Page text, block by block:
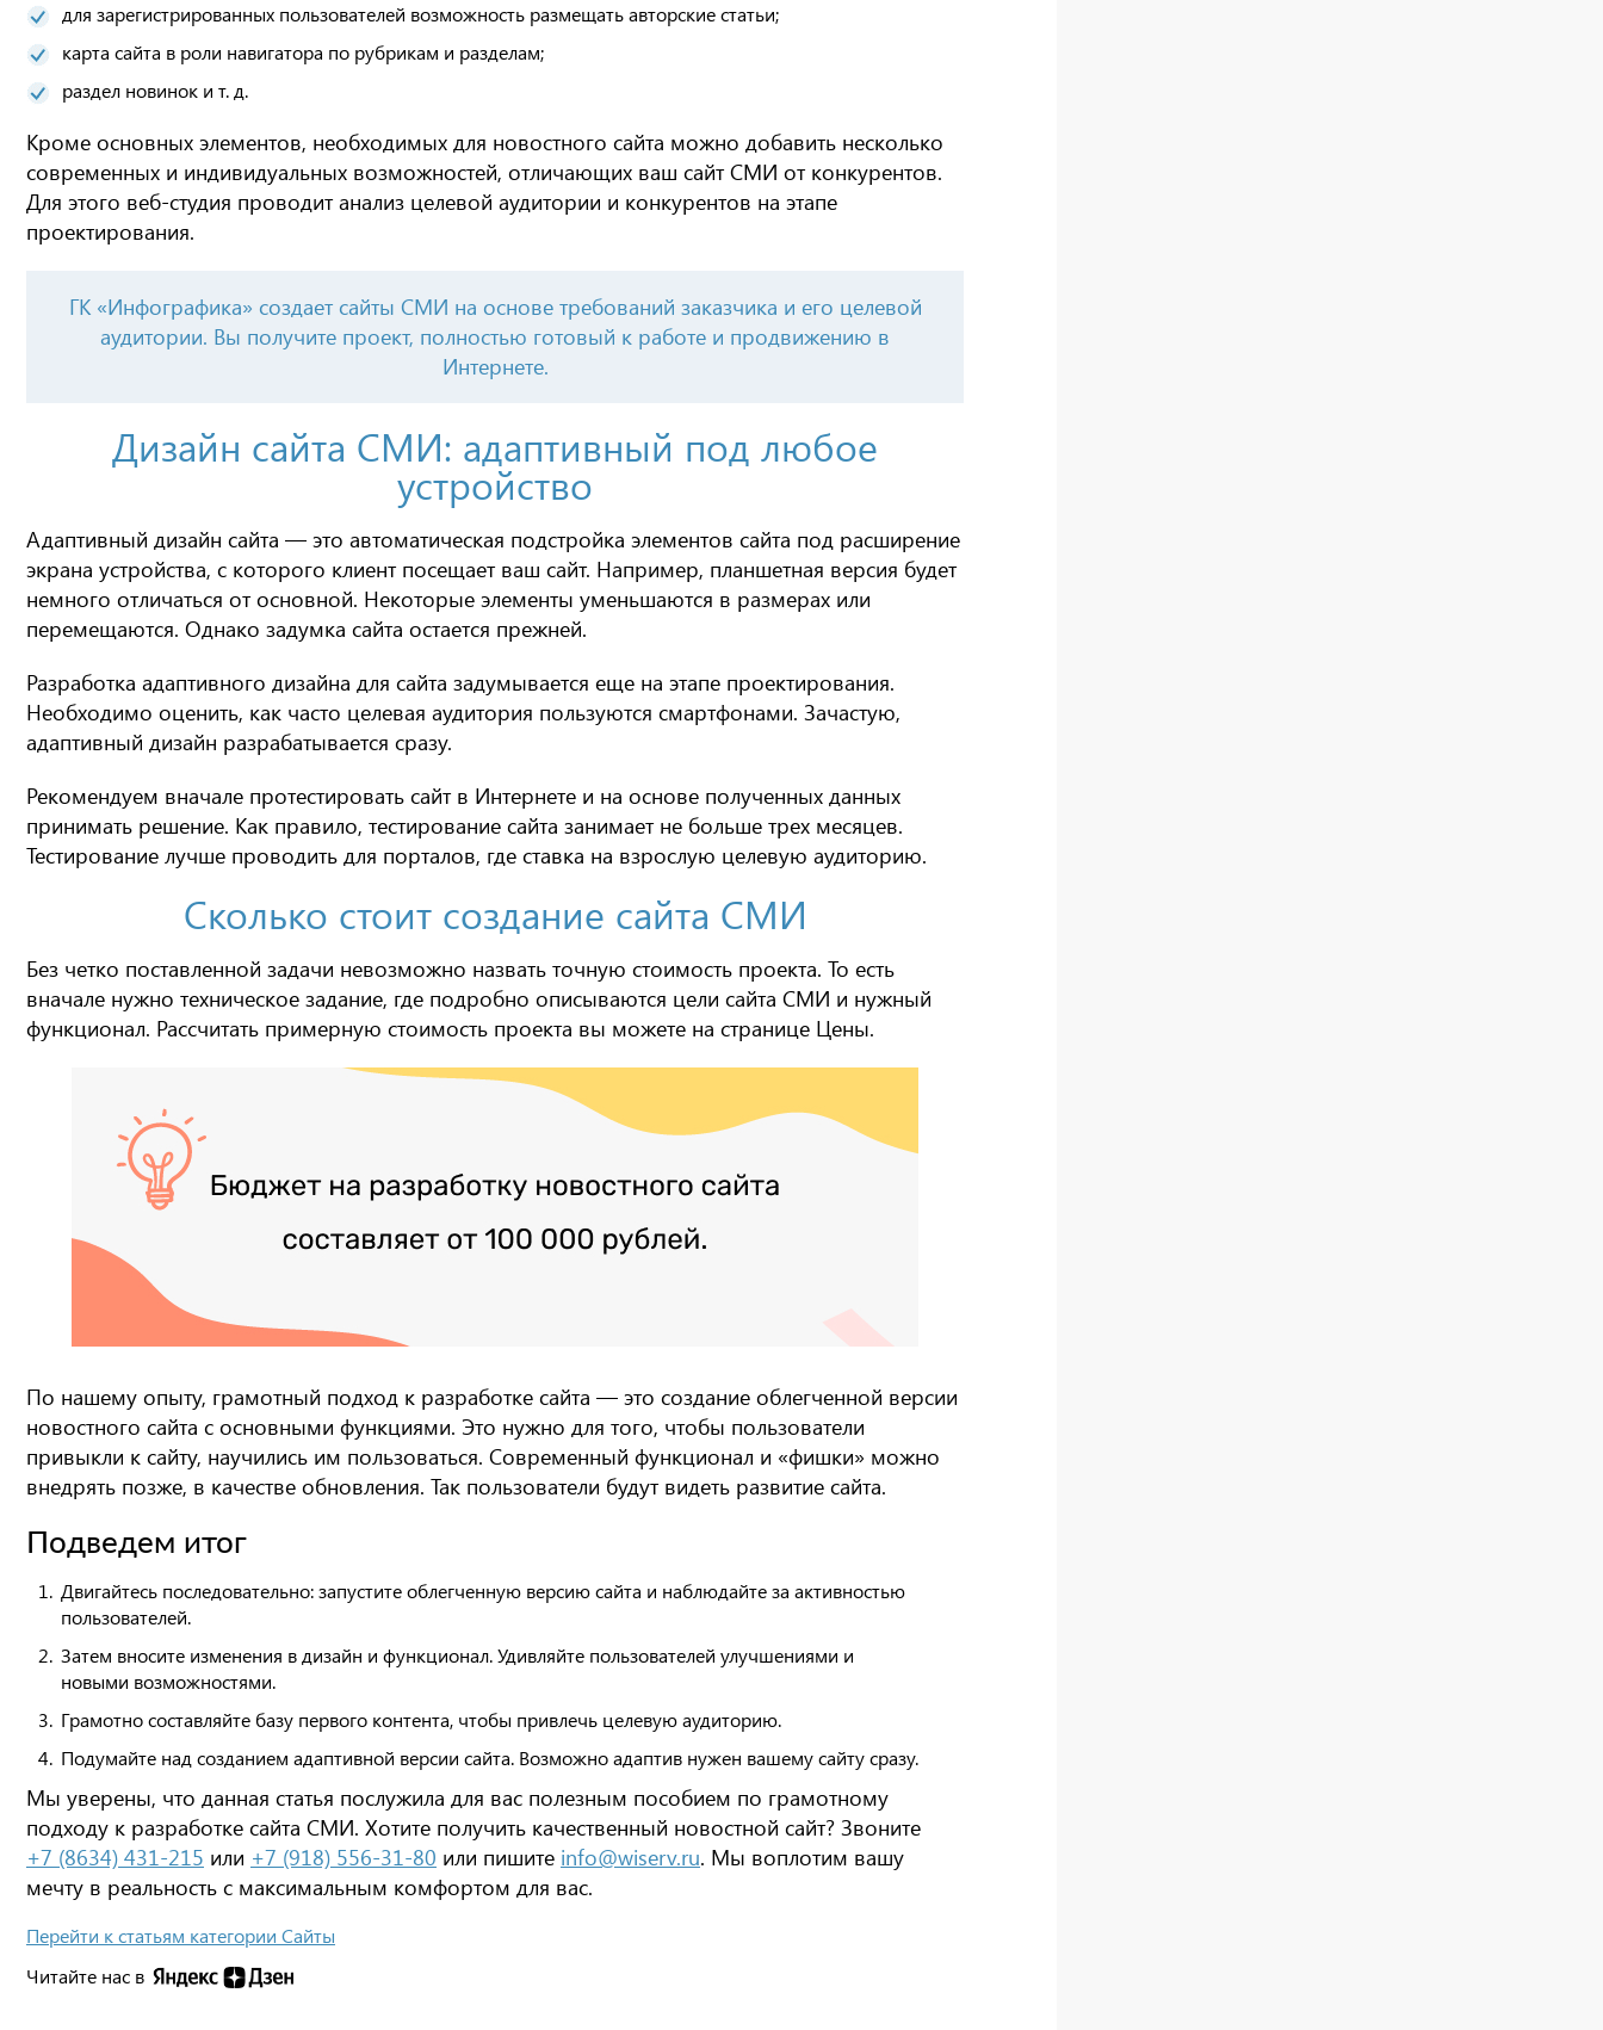
для зарегистрированных пользователей возможность размещать авторские статьи;
карта сайта в роли навигатора по рубрикам и разделам;
раздел новинок и т. д.
Кроме основных элементов, необходимых для новостного сайта можно добавить несколько
современных и индивидуальных возможностей, отличающих ваш сайт СМИ от конкурентов.
Для этого веб-студия проводит анализ целевой аудитории и конкурентов на этапе
проектирования.
ГК «Инфографика» создает сайты СМИ на основе требований заказчика и его целевой
аудитории. Вы получите проект, полностью готовый к работе и продвижению в
Интернете.
Дизайн сайта СМИ: адаптивный под любое
устройство
Адаптивный дизайн сайта — это автоматическая подстройка элементов сайта под расширение
экрана устройства, с которого клиент посещает ваш сайт. Например, планшетная версия будет
немного отличаться от основной. Некоторые элементы уменьшаются в размерах или
перемещаются. Однако задумка сайта остается прежней.
Разработка адаптивного дизайна для сайта задумывается еще на этапе проектирования.
Необходимо оценить, как часто целевая аудитория пользуются смартфонами. Зачастую,
адаптивный дизайн разрабатывается сразу.
Рекомендуем вначале протестировать сайт в Интернете и на основе полученных данных
принимать решение. Как правило, тестирование сайта занимает не больше трех месяцев.
Тестирование лучше проводить для порталов, где ставка на взрослую целевую аудиторию.
Сколько стоит создание сайта СМИ
Без четко поставленной задачи невозможно назвать точную стоимость проекта. То есть
вначале нужно техническое задание, где подробно описываются цели сайта СМИ и нужный
функционал. Рассчитать примерную стоимость проекта вы можете на странице Цены.
По нашему опыту, грамотный подход к разработке сайта — это создание облегченной версии
новостного сайта с основными функциями. Это нужно для того, чтобы пользователи
привыкли к сайту, научились им пользоваться. Современный функционал и «фишки» можно
внедрять позже, в качестве обновления. Так пользователи будут видеть развитие сайта.
Подведем итог
Двигайтесь последовательно: запустите облегченную версию сайта и наблюдайте за активностью
пользователей.
Затем вносите изменения в дизайн и функционал. Удивляйте пользователей улучшениями и
новыми возможностями.
Грамотно составляйте базу первого контента, чтобы привлечь целевую аудиторию.
Подумайте над созданием адаптивной версии сайта. Возможно адаптив нужен вашему сайту сразу.
Мы уверены, что данная статья послужила для вас полезным пособием по грамотному
подходу к разработке сайта СМИ. Хотите получить качественный новостной сайт? Звоните
+7 (8634) 431-215 или +7 (918) 556-31-80 или пишите info@wiserv.ru. Мы воплотим вашу
мечту в реальность с максимальным комфортом для вас.
Перейти к статьям категории Сайты
Читайте нас в